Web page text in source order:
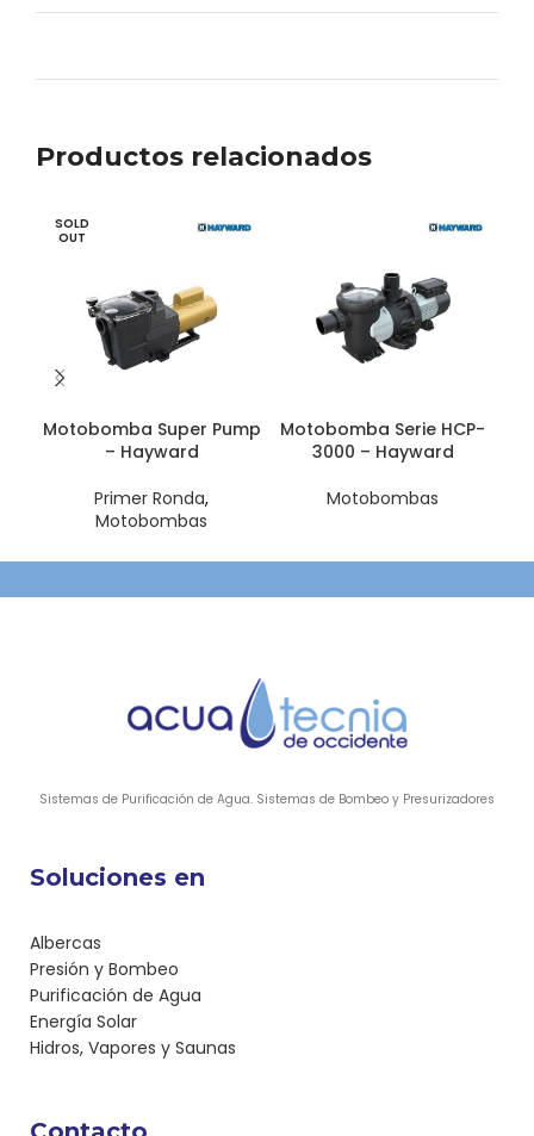
Productos relacionados
SOLD
OUT
Motobomba Super Pump
– Hayward
Primer Ronda,
Motobombas
Motobomba Serie HCP-
3000 – Hayward
Motobombas
Sistemas de Purificación de Agua. Sistemas de Bombeo y Presurizadores
Soluciones en
Albercas
Presión y Bombeo
Purificación de Agua
Energía Solar
Hidros, Vapores y Saunas